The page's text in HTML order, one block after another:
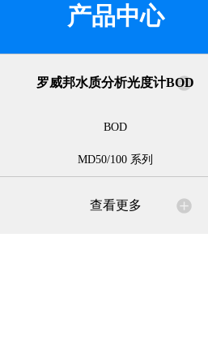
产品中心
罗威邦水质分析光度计BOD
BOD
MD50/100 系列
查看更多